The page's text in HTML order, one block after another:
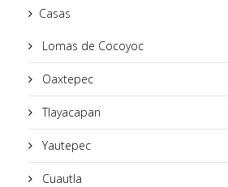
Casas
Lomas de Cocoyoc
Oaxtepec
Tlayacapan
Yautepec
Cuautla